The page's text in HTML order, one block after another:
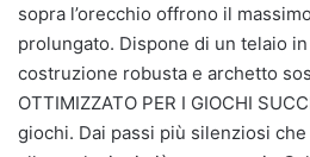
sopra l’orecchio offrono il
prolungato. Dispone di un telaio
costruzione robusta e archetto
OTTIMIZZATO PER I GIOCHI
giochi. Dai passi più silenziosi